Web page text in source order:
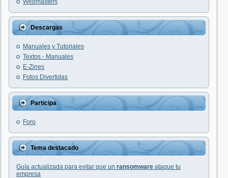
Webmasters
Descargas
Manuales y Tutoriales
Textos - Manuales
E-Zines
Fotos Divertidas
Participa
Foro
Tema destacado
Guía actualizada para evitar que un ransomware ataque tu
empresa